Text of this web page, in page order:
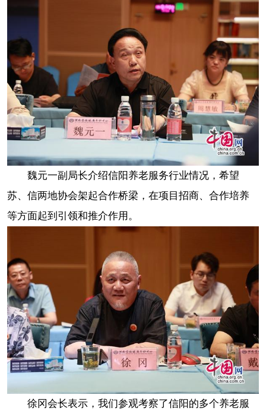
魏元一副局长介绍信阳养老服务行业情况，希望
苏、信两地协会架起合作桥梁，在项目招商、合作培养
等方面起到引领和推介作用。
徐冈会长表示，我们参观考察了信阳的多个养老服